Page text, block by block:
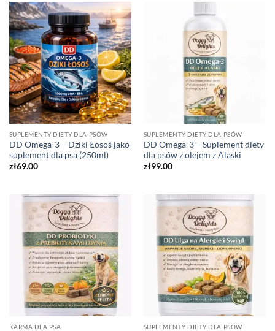
SUPLEMENTY DIETY DLA PSÓW
DD Omega-3 – Dziki Łosoś jako
suplement dla psa (250ml)
zł69.00
SUPLEMENTY DIETY DLA PSÓW
DD Omega-3 – Suplement diety
dla psów z olejem z Alaski
zł99.00
KARMA DLA PSA SUPLEMENTY DIETY DLA PSÓW